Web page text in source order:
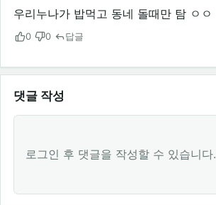
우리누나가 밥먹고 동네 돌때만 탐 ㅇㅇ
0 0 답글
댓글 작성
로그인 후 댓글을 작성할 수 있습니다.